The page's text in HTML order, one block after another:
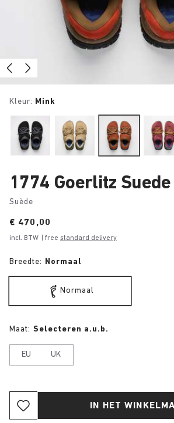
Kleur: Mink
1774 Goerlitz Suede
Suède
Price:
€ 470,00
incl. BTW | free standard delivery
Breedte: Normaal
Normaal
Maat: Selecteren a.u.b.
EU UK
IN HET